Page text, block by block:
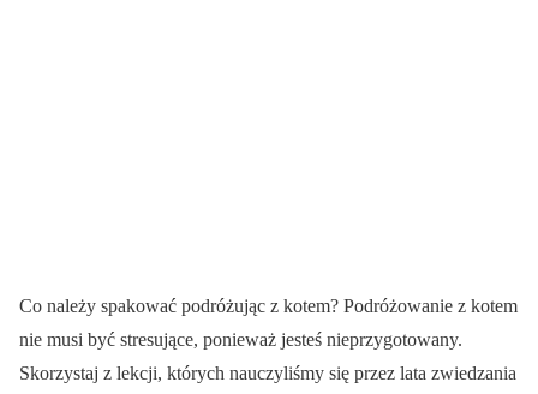
Co należy spakować podróżując z kotem? Podróżowanie z kotem
nie musi być stresujące, ponieważ jesteś nieprzygotowany.
Skorzystaj z lekcji, których nauczyliśmy się przez lata zwiedzania